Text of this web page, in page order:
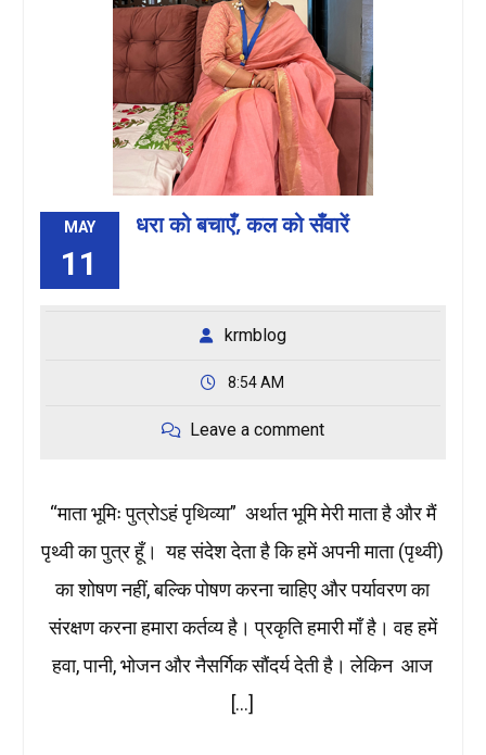
MAY
11
धरा को बचाएँ, कल को सँवारें
krmblog
8:54 AM
Leave a comment
“माता भूमिः पुत्रोऽहं पृथिव्या” अर्थात भूमि मेरी माता है और मैं
पृथ्वी का पुत्र हूँ। यह संदेश देता है कि हमें अपनी माता (पृथ्वी)
का शोषण नहीं, बल्कि पोषण करना चाहिए और पर्यावरण का
संरक्षण करना हमारा कर्तव्य है। प्रकृति हमारी माँ है। वह हमें
हवा, पानी, भोजन और नैसर्गिक सौंदर्य देती है। लेकिन आज
[…]